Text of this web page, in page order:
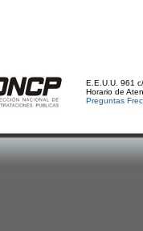
E.E.U.U. 961
Horario de
Preguntas